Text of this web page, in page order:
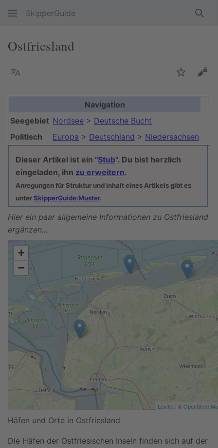
SkipperGuide
Ostfriesland
Sprache
Navigation
Seegebiet Nordsee > Deutsche Bucht
Politisch
Europa > Deutschland > Niedersachsen
Dieser Artikel ist ein "Stub". Du bist herzlich
eingeladen, ihn zu erweitern.
Anregungen für Struktur und Inhalt eines Artikels gibt es
unterSkipperGuide:Muster.
Hier ein paar allgemeine Informationen zu Ostfriesland
ergänzen...
+
−
Leaflet | ©
Häfen und Orte in Ostfriesland
Die Häfen der Ostfriesischen Inseln finden sich auf der